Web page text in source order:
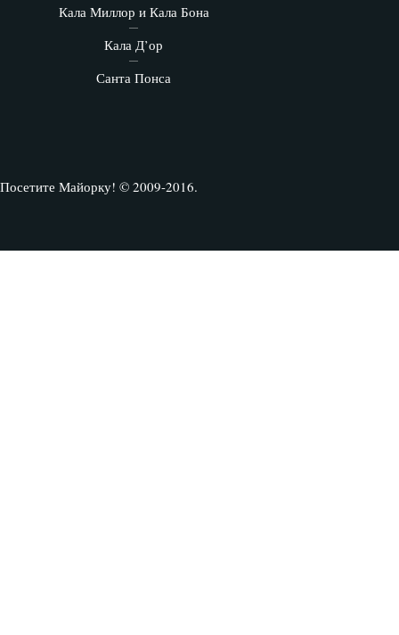
Кала Миллор и Кала Бона
Кала Д’ор
Санта Понса
Посетите Майорку! © 2009-2016.